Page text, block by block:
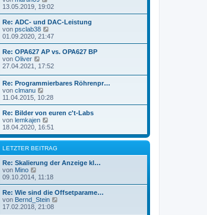
a
g
e
i
r
g
t
r
B
e
i
r
g
e
u
e
s
t
r
B
e
i
t
r
g
13.05.2019, 19:02
Re: ADC- und DAC-Leistung
von psclab38
e
u
e
t
B
i
t
r
g
01.09.2020, 21:47
Re: OPA627 AP vs. OPA627 BP
von Oliver
e
s
t
e
B
e
i
t
r
a
g
27.04.2021, 17:52
Re: Programmierbares Röhrenpr…
von clmanu
e
u
e
s
t
r
B
e
i
t
r
g
11.04.2015, 10:28
Re: Bilder von euren c't-Labs
von lemkajen
e
u
e
s
t
e
B
e
i
t
r
18.04.2020, 16:51
LETZTER BEITRAG
Re: Skalierung der Anzeige kl…
von Mino
e
u
e
s
t
09.10.2014, 11:18
Re: Wie sind die Offsetparame…
von Bernd_Stein
17.02.2018, 21:08